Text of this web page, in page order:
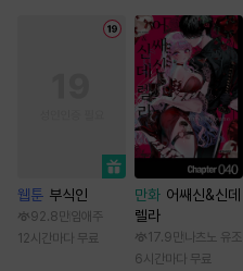
웹툰 부식인
92.8만 임애주
12시간마다 무료
만화 어쌔신&신데
렐라
17.9만 나츠노 유조
6시간마다 무료